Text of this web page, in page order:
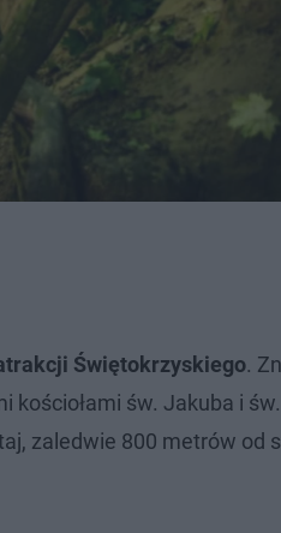
Świętokrzyskiego.
św. Jakuba i św.
zaledwie 800 metrów od